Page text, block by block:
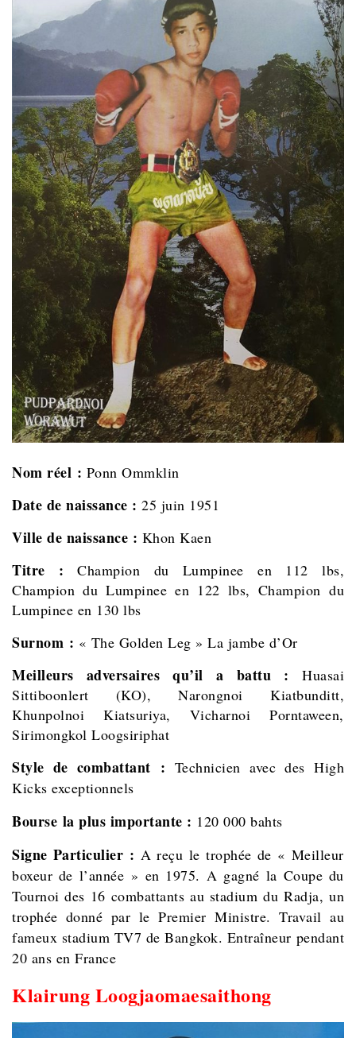
Nom réel : Ponn Ommklin
Date de naissance : 25 juin 1951
Ville de naissance : Khon Kaen
Titre :Champion du Lumpinee en 112 lbs,
Champion du Lumpinee en 122 lbs, Champion du
Lumpinee en 130 lbs
Surnom : « The Golden Leg » La jambe d’Or
Meilleurs adversaires qu’il a battu : Huasai
Sittiboonlert (KO), Narongnoi Kiatbunditt,
Khunpolnoi Kiatsuriya, Vicharnoi Porntaween,
Sirimongkol Loogsiriphat
Style de combattant : Technicien avec des High
Kicks exceptionnels
Bourse la plus importante : 120 000 bahts
Signe Particulier : A reçu le trophée de « Meilleur
boxeur de l’année » en 1975. A gagné la Coupe du
Tournoi des 16 combattants au stadium du Radja, un
trophée donné par le Premier Ministre. Travail au
fameux stadium TV7 de Bangkok. Entraîneur pendant
20 ans en France
Klairung Loogjaomaesaithong